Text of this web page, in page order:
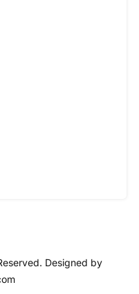
Designed by